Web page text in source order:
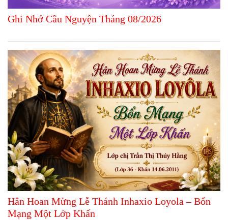
Ghi Nhớ Cầu Nguyện Tháng 08/2026
Hân Hoan Mừng Lễ Thánh Inhaxio Loyola – Bổn
Mạng Một Lớp Khấn